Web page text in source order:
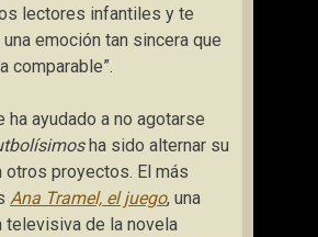
lectores infantiles y te
emoción tan sincera que
comparable”.
ha ayudado a no agotarse
ha sido alternar su
otros proyectos. El más
Ana Tramel, el juego, una
televisiva de la novela